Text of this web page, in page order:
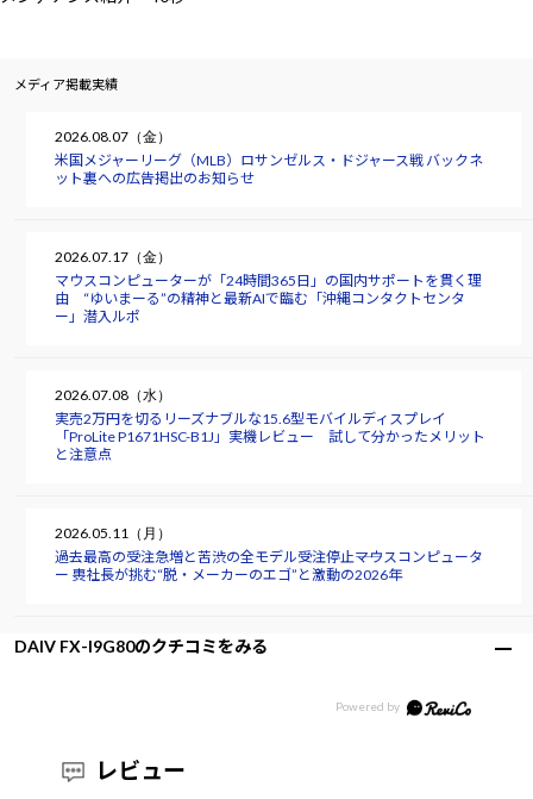
メディア掲載実績
2026.08.07（金）
米国メジャーリーグ（MLB）ロサンゼルス・ドジャース戦 バックネ
ット裏への広告掲出のお知らせ
2026.07.17（金）
マウスコンピューターが「24時間365日」の国内サポートを貫く理
由 “ゆいまーる”の精神と最新AIで臨む「沖縄コンタクトセンタ
ー」潜入ルポ
2026.07.08（水）
実売2万円を切るリーズナブルな15.6型モバイルディスプレイ
「ProLite P1671HSC-B1J」実機レビュー 試して分かったメリット
と注意点
2026.05.11（月）
過去最高の受注急増と苦渋の全モデル受注停止――マウスコンピュータ
ー 軣社長が挑む“脱・メーカーのエゴ”と激動の2026年
DAIV FX-I9G80のクチコミをみる
レビュー